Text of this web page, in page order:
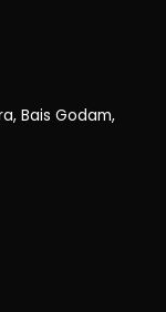
Bais Godam,